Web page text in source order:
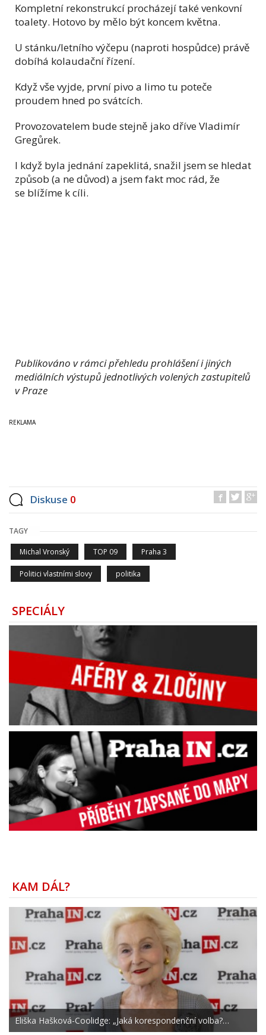
Kompletní rekonstrukcí procházejí také venkovní
toalety. Hotovo by mělo být koncem května.
U stánku/letního výčepu (naproti hospůdce) právě
dobíhá kolaudační řízení.
Když vše vyjde, první pivo a limo tu poteče
proudem hned po svátcích.
Provozovatelem bude stejně jako dříve Vladimír
Gregůrek.
I když byla jednání zapeklitá, snažil jsem se hledat
způsob (a ne důvod) a jsem fakt moc rád, že
se blížíme k cíli.
Publikováno v rámci přehledu prohlášení i jiných
mediálních výstupů jednotlivých volených zastupitelů
v Praze
Diskuse 0
TAGY
Michal Vronský TOP 09 Praha 3
Politici vlastními slovy politika
SPECIÁLY
KAM DÁL?
Eliška Hašková-Coolidge: „Jaká korespondenční volba?…